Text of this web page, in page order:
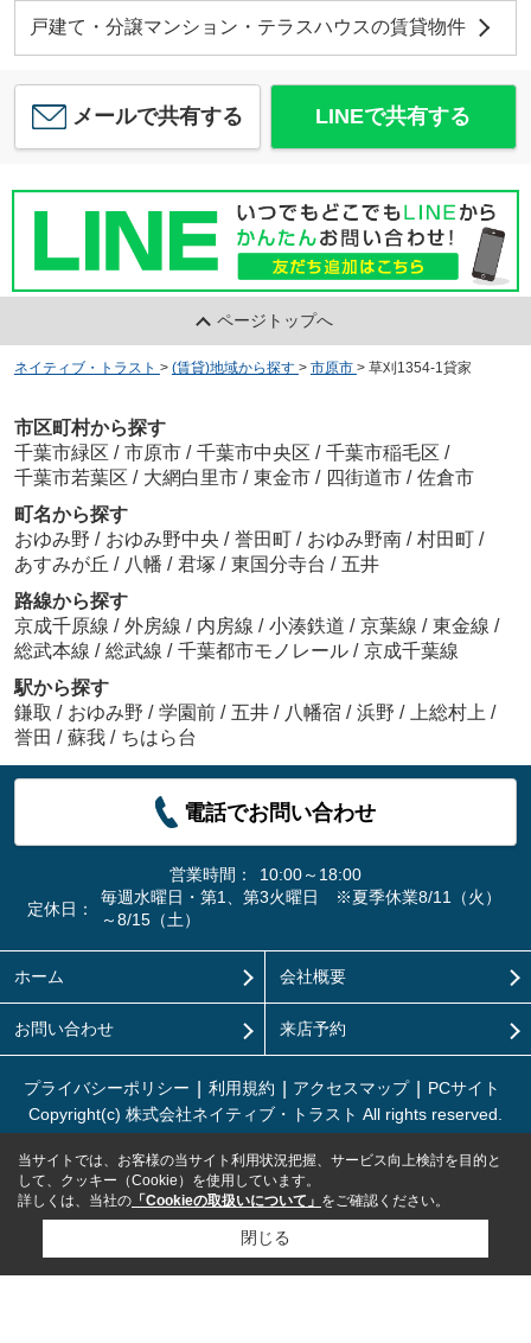
戸建て・分譲マンション・テラスハウスの賃貸物件
メールで共有する LINEで共有する
ページトップへ
ネイティブ・トラスト > (賃貸)地域から探す > 市原市 > 草刈1354-1貸家
市区町村から探す
千葉市緑区 / 市原市 / 千葉市中央区 / 千葉市稲毛区 /
千葉市若葉区 / 大網白里市 / 東金市 / 四街道市 / 佐倉市
町名から探す
おゆみ野 / おゆみ野中央 / 誉田町 / おゆみ野南 / 村田町 /
あすみが丘 / 八幡 / 君塚 / 東国分寺台 / 五井
路線から探す
京成千原線 / 外房線 / 内房線 / 小湊鉄道 / 京葉線 / 東金線 /
総武本線 / 総武線 / 千葉都市モノレール / 京成千葉線
駅から探す
鎌取 / おゆみ野 / 学園前 / 五井 / 八幡宿 / 浜野 / 上総村上 /
誉田 / 蘇我 / ちはら台
電話でお問い合わせ
営業時間：
10:00～18:00
定休日：
毎週水曜日・第1、第3火曜日 ※夏季休業8/11（火）
～8/15（土）
ホーム 会社概要
お問い合わせ 来店予約
プライバシーポリシー 利用規約 アクセスマップ
PCサイト
Copyright(c) 株式会社ネイティブ・トラスト All rights reserved.
当サイトでは、お客様の当サイト利用状況把握、サービス向上検討を目的と
して、クッキー（Cookie）を使用しています。
詳しくは、当社の 「Cookieの取扱いについて」 をご確認ください。
閉じる